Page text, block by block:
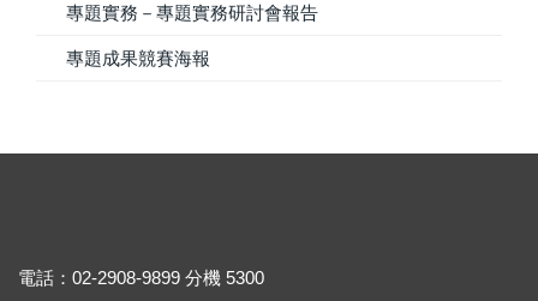
專題實務－專題實務研討會報告
專題成果競賽海報
電話：02-2908-9899 分機 5300